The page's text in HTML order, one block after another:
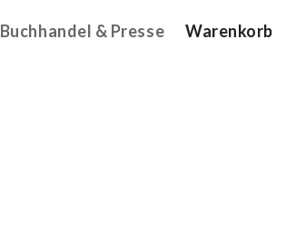
Buchhandel & Presse Warenkorb